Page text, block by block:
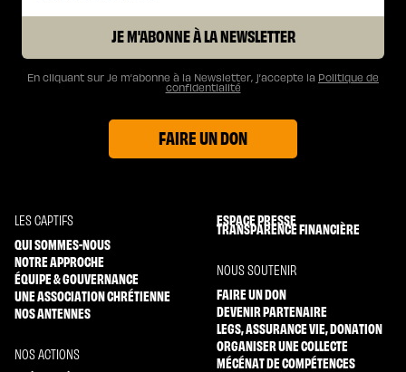
JE M'ABONNE À LA NEWSLETTER
En cliquant sur Je m’abonne à la Newsletter, j’accepte la Politique de
confidentialité
FAIRE UN DON
LES CAPTIFS
QUI SOMMES-NOUS
NOTRE APPROCHE
ÉQUIPE & GOUVERNANCE
UNE ASSOCIATION CHRÉTIENNE
NOS ANTENNES
NOS ACTIONS
ESPACE PRESSE
TRANSPARENCE FINANCIÈRE
NOUS SOUTENIR
FAIRE UN DON
DEVENIR PARTENAIRE
LEGS, ASSURANCE VIE, DONATION
ORGANISER UNE COLLECTE
MÉCÉNAT DE COMPÉTENCES